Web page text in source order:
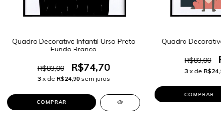
Quadro Decorativo Infantil Urso Preto
Fundo Branco
R$83,00 R$74,70
3 x de R$24,90 sem juros
COMPRAR
Quadro
R$83,00
3 x de
COMPRAR